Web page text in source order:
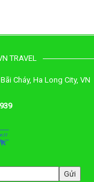
TRAVEL
Cháy, Ha Long City, VN